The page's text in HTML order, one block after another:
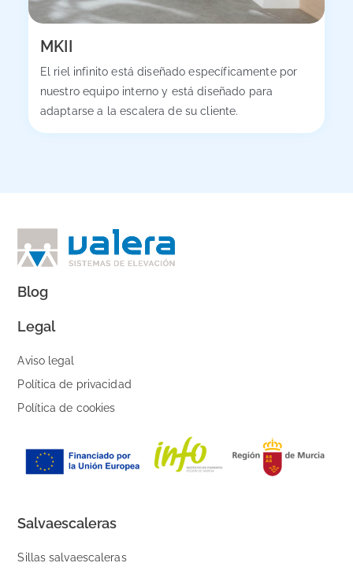
MKII
El riel infinito está diseñado específicamente por
nuestro equipo interno y está diseñado para
adaptarse a la escalera de su cliente.
Blog
Legal
Aviso legal
Política de privacidad
Política de cookies
Salvaescaleras
Sillas salvaescaleras